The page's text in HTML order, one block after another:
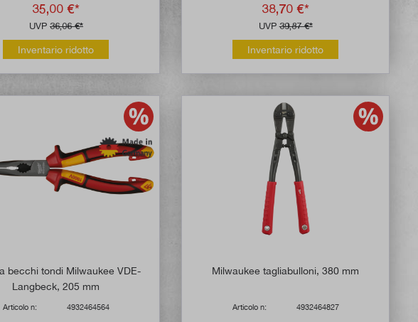
35,00 €*
UVP 36,06 €*
Inventario ridotto
38,70 €*
UVP39,87 €*
Inventario ridotto
becchi tondi Milwaukee VDE-
Langbeck, 205 mm
Articolo n: 4932464564
Milwaukee tagliabulloni, 380 mm
Articolo n: 4932464827